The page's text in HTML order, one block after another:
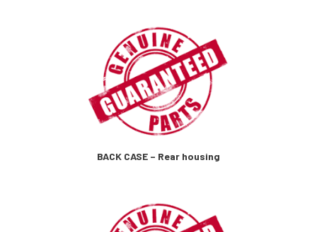
BACK CASE – Rear housing